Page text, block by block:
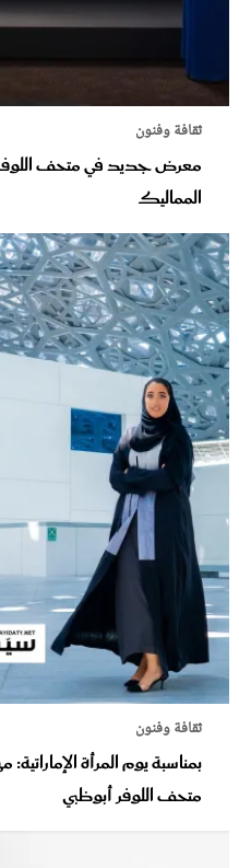
ثقافة وفنون
معرض جديد في متحف
المماليك
ثقافة وفنون
بمناسبة يوم المرأة
متحف اللوفر أبوظبي